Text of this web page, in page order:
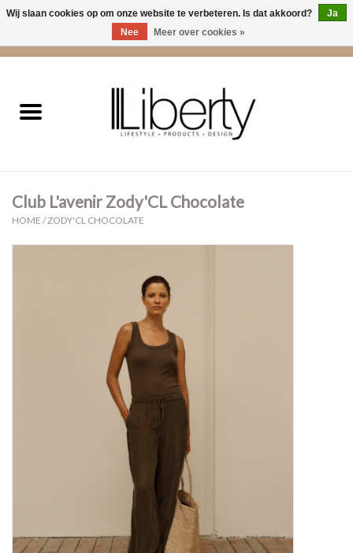
Kleding
Cadeaus
Club L'avenir Zody'CL Chocolate
HOME /ZODY'CL CHOCOLATE
Wij slaan cookies op om onze website te verbeteren. Is dat akkoord?
Ja
Nee
Meer over cookies »